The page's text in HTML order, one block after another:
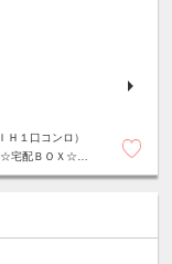
Ｈ１口コンロ）
宅配ＢＯＸ☆コ